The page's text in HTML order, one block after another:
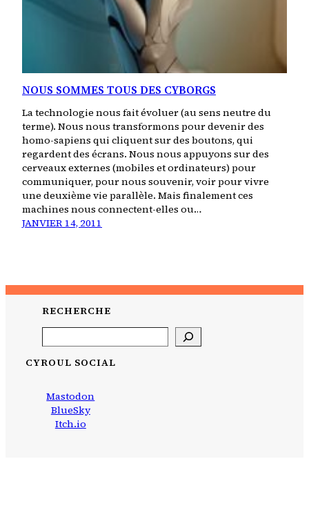
NOUS SOMMES TOUS DES CYBORGS
La technologie nous fait évoluer (au sens neutre du
terme). Nous nous transformons pour devenir des
homo-sapiens qui cliquent sur des boutons, qui
regardent des écrans. Nous nous appuyons sur des
cerveaux externes (mobiles et ordinateurs) pour
communiquer, pour nous souvenir, voir pour vivre
une deuxième vie parallèle. Mais finalement ces
machines nous connectent-elles ou…
JANVIER 14, 2011
RECHERCHE
CYROUL SOCIAL
Mastodon
BlueSky
Itch.io